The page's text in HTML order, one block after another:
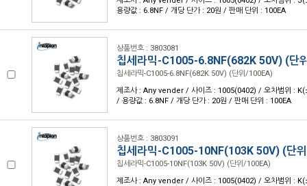
용량값 : 6.8NF / 개당 단가 : 20원 / 판매 단위 : 100EA
상품번호 : 3803081
칩세라믹-C1005-6.8NF(682K 50V) (단
칩세라믹-C1005-6.8NF(682K 50V) (단위/100EA)
제조사 : Any vender / 사이즈 : 1005(0402) / 오차범위 :
/ 용량값 : 6.8NF / 개당 단가 : 20원 / 판매 단위 : 100EA
상품번호 : 3803091
칩세라믹-C1005-10NF(103K 50V) (단
칩세라믹-C1005-10NF(103K 50V) (단위/100EA)
제조사 : Any vender / 사이즈 : 1005(0402) / 오차범위 :